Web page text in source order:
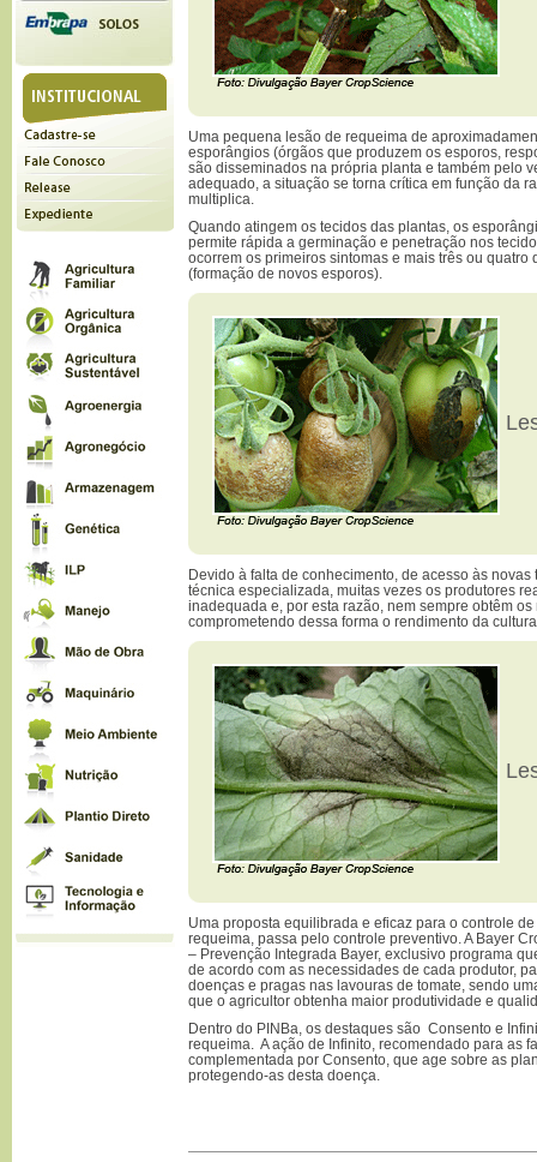
Uma pequena lesão de requeima de
esporângios (órgãos que produzem os esporos,
são disseminados na própria planta e também pelo
adequado, a situação se torna crítica em função da
multiplica.
Quando atingem os tecidos das plantas, os
permite rápida a germinação e penetração nos
ocorrem os primeiros sintomas e mais três ou quatro
(formação de novos esporos).
Devido à falta de conhecimento, de acesso às
técnica especializada, muitas vezes os produtores
inadequada e, por esta razão, nem sempre obtêm
comprometendo dessa forma o rendimento da
Uma proposta equilibrada e eficaz para o controle
requeima, passa pelo controle preventivo. A Bayer
– Prevenção Integrada Bayer, exclusivo programa
de acordo com as necessidades de cada produtor,
doenças e pragas nas lavouras de tomate, sendo
que o agricultor obtenha maior produtividade e
Dentro do PINBa, os destaques são Consento e
requeima. A ação de Infinito, recomendado para as
complementada por Consento, que age sobre as
protegendo-as desta doença.